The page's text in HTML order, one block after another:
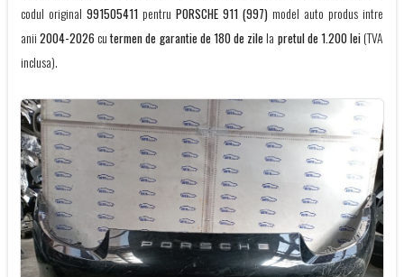
codul original 991505411pentru PORSCHE 911 (997) model auto produs intre
anii 2004-2026 cutermen de garantie de 180 de zile la pretul de 1.200 lei (TVA
inclusa).